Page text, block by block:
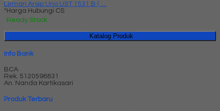
Lemari Arsip Uno UST 1531 B ( ....
*Harga Hubungi CS
Ready Stock
Katalog Produk
Info Bank
BCA
Rek. 5120598831
An. Nanda Kartikasari
Produk Terbaru